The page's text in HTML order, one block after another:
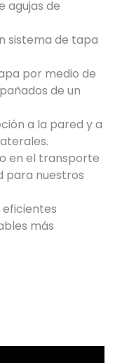
agujas de
sistema de tapa
por medio de
de un
a la pared y a
en el transporte
para nuestros
eficientes
más